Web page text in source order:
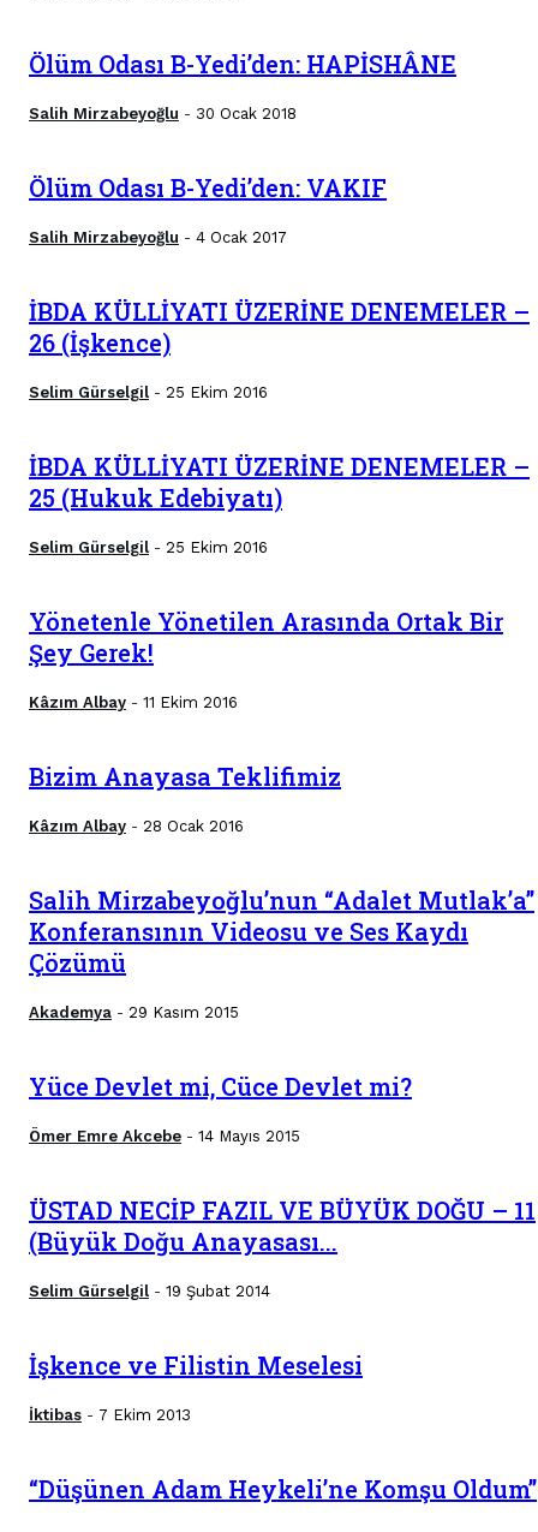
Ölüm Odası B-Yedi’den: HAPİSHÂNE
Salih Mirzabeyoğlu - 30 Ocak 2018
Ölüm Odası B-Yedi’den: VAKIF
Salih Mirzabeyoğlu - 4 Ocak 2017
İBDA KÜLLİYATI ÜZERİNE DENEMELER –
26 (İşkence)
Selim Gürselgil - 25 Ekim 2016
İBDA KÜLLİYATI ÜZERİNE DENEMELER –
25 (Hukuk Edebiyatı)
Selim Gürselgil - 25 Ekim 2016
Yönetenle Yönetilen Arasında Ortak Bir
Şey Gerek!
Kâzım Albay - 11 Ekim 2016
Bizim Anayasa Teklifimiz
Kâzım Albay - 28 Ocak 2016
Salih Mirzabeyoğlu’nun “Adalet Mutlak’a”
Konferansının Videosu ve Ses Kaydı
Çözümü
Akademya - 29 Kasım 2015
Yüce Devlet mi, Cüce Devlet mi?
Ömer Emre Akcebe - 14 Mayıs 2015
ÜSTAD NECİP FAZIL VE BÜYÜK DOĞU – 11
(Büyük Doğu Anayasası...
Selim Gürselgil - 19 Şubat 2014
İşkence ve Filistin Meselesi
İktibas - 7 Ekim 2013
“Düşünen Adam Heykeli’ne Komşu Oldum”